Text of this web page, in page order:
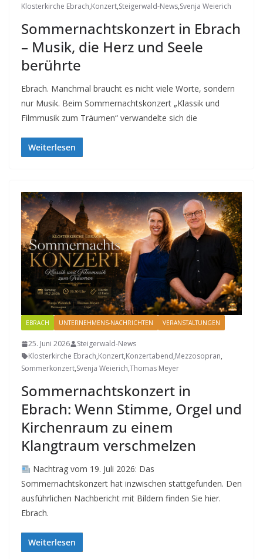
Klosterkirche Ebrach,Konzert,Steigerwald-News,Svenja Weierich
Sommernachtskonzert in Ebrach
– Musik, die Herz und Seele
berührte
Ebrach. Manchmal braucht es nicht viele Worte, sondern
nur Musik. Beim Sommernachtskonzert „Klassik und
Filmmusik zum Träumen“ verwandelte sich die
Weiterlesen
EBRACH UNTERNEHMENS-NACHRICHTEN VERANSTALTUNGEN
25. Juni 2026
Steigerwald-News
Klosterkirche Ebrach,Konzert,Konzertabend,Mezzosopran,
Sommerkonzert,Svenja Weierich,Thomas Meyer
Sommernachtskonzert in
Ebrach: Wenn Stimme, Orgel und
Kirchenraum zu einem
Klangtraum verschmelzen
Nachtrag vom 19. Juli 2026: Das
Sommernachtskonzert hat inzwischen stattgefunden. Den
ausführlichen Nachbericht mit Bildern finden Sie hier.
Ebrach.
Weiterlesen